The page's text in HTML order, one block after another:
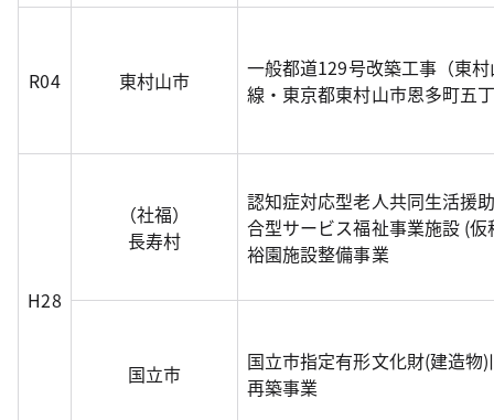
R04 東村山市
一般都道129号改築工事（東
線・東京都東村山市恩多町五
H28
（社福）
長寿村
認知症対応型老人共同生活援
合型サービス福祉事業施設 (
裕園施設整備事業
国立市
国立市指定有形文化財(建造物
再築事業